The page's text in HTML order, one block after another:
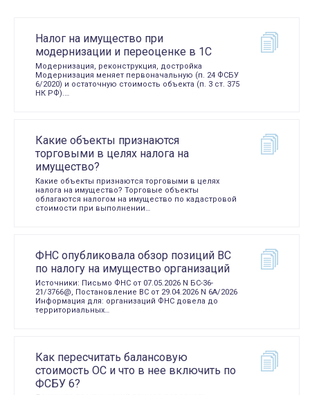
Налог на имущество при
модернизации и переоценке в 1С
Модернизация, реконструкция, достройка
Модернизация меняет первоначальную (п. 24 ФСБУ
6/2020) и остаточную стоимость объекта (п. 3 ст. 375
НК РФ).…
Какие объекты признаются
торговыми в целях налога на
имущество?
Какие объекты признаются торговыми в целях
налога на имущество? Торговые объекты
облагаются налогом на имущество по кадастровой
стоимости при выполнении…
ФНС опубликовала обзор позиций ВС
по налогу на имущество организаций
Источники: Письмо ФНС от 07.05.2026 N БС-36-
21/3766@, Постановление ВС от 29.04.2026 N 6А/2026
Информация для: организаций ФНС довела до
территориальных…
Как пересчитать балансовую
стоимость ОС и что в нее включить по
ФСБУ 6?